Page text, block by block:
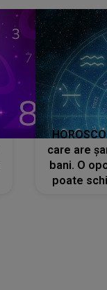
care are
bani. O
poate